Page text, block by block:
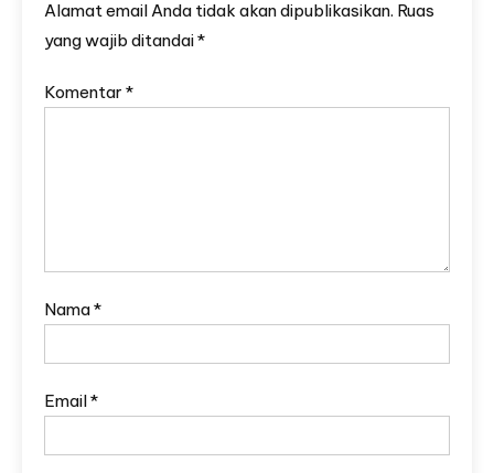
Alamat email Anda tidak akan dipublikasikan. Ruas
yang wajib ditandai*
Komentar *
Nama*
Email*